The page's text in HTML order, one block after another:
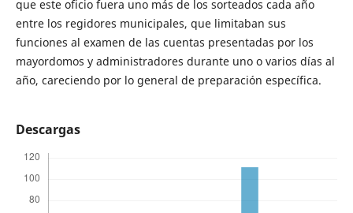
que este oficio fuera uno más de los sorteados cada año
entre los regidores municipales, que limitaban sus
funciones al examen de las cuentas presentadas por los
mayordomos y administradores durante uno o varios días al
año, careciendo por lo general de preparación específica.
Descargas